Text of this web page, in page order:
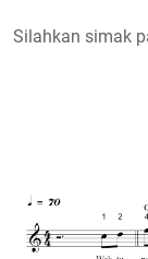
Silahkan simak